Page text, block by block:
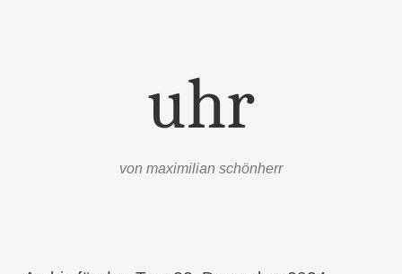
uhr
von maximilian schönherr